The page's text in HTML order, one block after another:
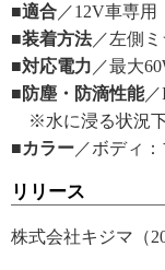
■適合 ／12V車専用
■装着方法／左側ミ
■対応電力 ／最大
■防塵・防滴性能／
※水に浸る状況下
■カラー ／ボディ
リリース
株式会社キジマ（